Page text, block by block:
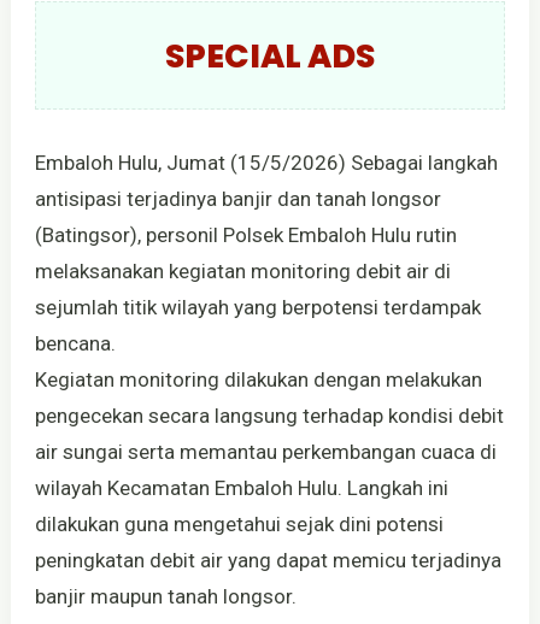
SPECIAL ADS
Embaloh Hulu, Jumat (15/5/2026) Sebagai langkah
antisipasi terjadinya banjir dan tanah longsor
(Batingsor), personil Polsek Embaloh Hulu rutin
melaksanakan kegiatan monitoring debit air di
sejumlah titik wilayah yang berpotensi terdampak
bencana.
Kegiatan monitoring dilakukan dengan melakukan
pengecekan secara langsung terhadap kondisi debit
air sungai serta memantau perkembangan cuaca di
wilayah Kecamatan Embaloh Hulu. Langkah ini
dilakukan guna mengetahui sejak dini potensi
peningkatan debit air yang dapat memicu terjadinya
banjir maupun tanah longsor.